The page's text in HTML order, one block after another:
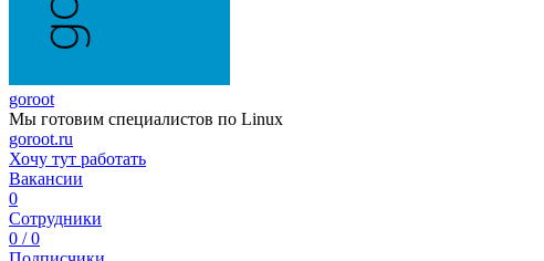
goroot
Мы готовим специалистов по Linux
goroot.ru
Хочу тут работать
Вакансии
0
Сотрудники
0 / 0